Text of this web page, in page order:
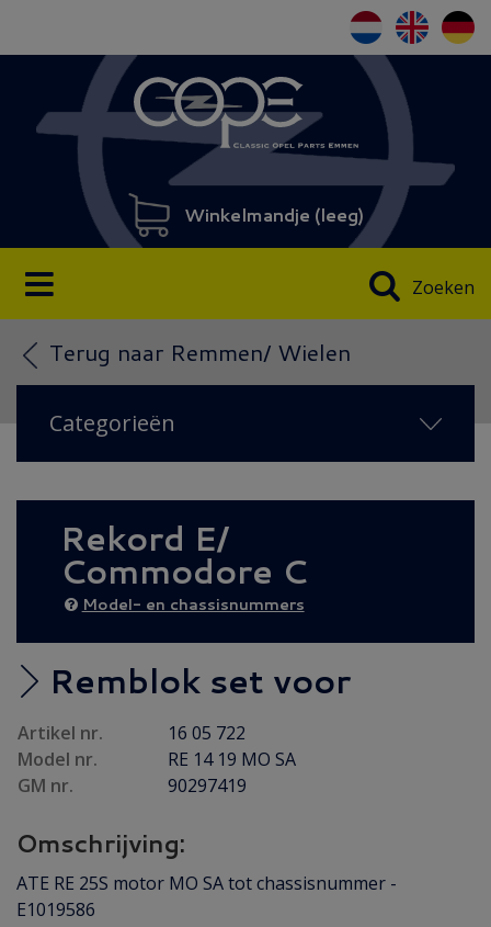
Winkelmandje (leeg)
Zoeken
Terug naar Remmen/ Wielen
Categorieën
NIEUW IN 2026(14)
Diesel AANBIEDING (59)
Achteras(17)
Brandstof/ Uitlaat(56)
Carrosserie (37)
Elektrisch/ Verlichting(45)
Emblemen/ Sierlijsten(58)
Gereviseerd(1)
Interieur/ Instrumenten(56)
Koeling/ Verwarming
Rekord E/
Commodore C
Model- en chassisnummers
Remblok set voor
Artikel nr.
16 05 722
Model nr.
RE 14 19 MO SA
GM nr.
90297419
Omschrijving:
ATE RE 25S motor MO SA tot chassisnummer -
E1019586